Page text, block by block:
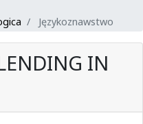
Językoznawstwo
IN